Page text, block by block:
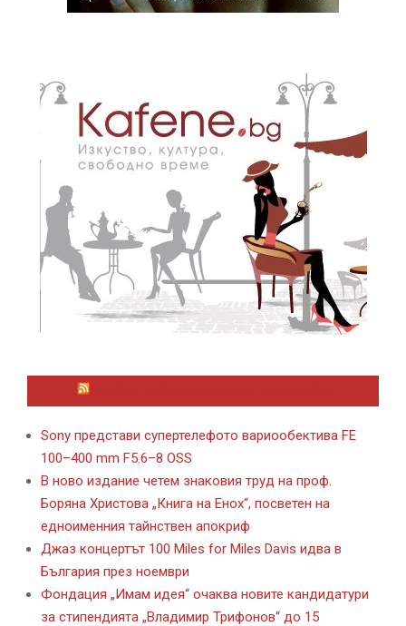
Sony представи супертелефото вариообектива FE
100–400 mm F5.6–8 OSS
В ново издание четем знаковия труд на проф.
Боряна Христова „Книга на Енох“, посветен на
едноименния тайнствен апокриф
Джаз концертът 100 Miles for Miles Davis идва в
България през ноември
Фондация „Имам идея“ очаква новите кандидатури
за стипендията „Владимир Трифонов“ до 15